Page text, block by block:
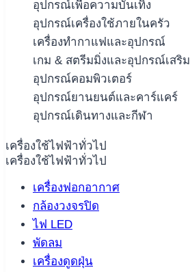
อุปกรณ์เพื่อความบันเทิง
อุปกรณ์เครื่องใช้ภายในครัว
เครื่องทำกาแฟและอุปกรณ์
เกม & สตรีมมิ่งและอุปกรณ์เสริม
อุปกรณ์คอมพิวเตอร์
อุปกรณ์ยานยนต์และคาร์แคร์
อุปกรณ์เดินทางและกีฬา
เครื่องใช้ไฟฟ้าทั่วไป
เครื่องใช้ไฟฟ้าทั่วไป
เครื่องฟอกอากาศ
กล้องวงจรปิด
ไฟ LED
พัดลม
เครื่องดูดฝุ่น